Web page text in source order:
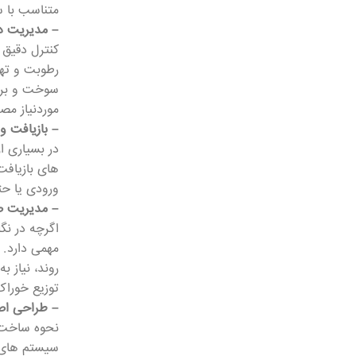
متناسب با
– مدیریت
کنترل
رطوبت و
سوخت و
موردنیاز
– بازیافت
در
های
ورودی یا
–
اگرچه در
مهمی
روند،
توزیع
– طراحی
نحوه ساخت
سیستم